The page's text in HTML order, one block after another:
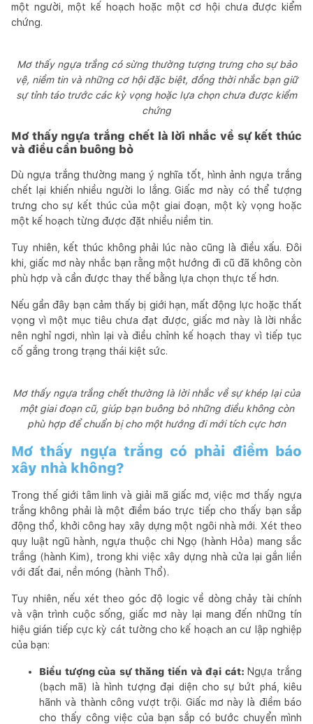
một người, một kế hoạch hoặc một cơ hội chưa được kiểm
chứng.
Mơ thấy ngựa trắng có sừng thường tượng trưng cho sự bảo
vệ, niềm tin và những cơ hội đặc biệt, đồng thời nhắc bạn giữ
sự tỉnh táo trước các kỳ vọng hoặc lựa chọn chưa được kiểm
chứng
Mơ thấy ngựa trắng chết là lời nhắc về sự kết thúc
và điều cần buông bỏ
Dù ngựa trắng thường mang ý nghĩa tốt, hình ảnh ngựa trắng
chết lại khiến nhiều người lo lắng. Giấc mơ này có thể tượng
trưng cho sự kết thúc của một giai đoạn, một kỳ vọng hoặc
một kế hoạch từng được đặt nhiều niềm tin.
Tuy nhiên, kết thúc không phải lúc nào cũng là điều xấu. Đôi
khi, giấc mơ này nhắc bạn rằng một hướng đi cũ đã không còn
phù hợp và cần được thay thế bằng lựa chọn thực tế hơn.
Nếu gần đây bạn cảm thấy bị giới hạn, mất động lực hoặc thất
vọng vì một mục tiêu chưa đạt được, giấc mơ này là lời nhắc
nên nghỉ ngơi, nhìn lại và điều chỉnh kế hoạch thay vì tiếp tục
cố gắng trong trạng thái kiệt sức.
Mơ thấy ngựa trắng chết thường là lời nhắc về sự khép lại của
một giai đoạn cũ, giúp bạn buông bỏ những điều không còn
phù hợp để chuẩn bị cho một hướng đi mới tích cực hơn
Mơ thấy ngựa trắng có phải điềm báo
xây nhà không?
Trong thế giới tâm linh và giải mã giấc mơ, việc mơ thấy ngựa
trắng không phải là một điềm báo trực tiếp cho thấy bạn sắp
động thổ, khởi công hay xây dựng một ngôi nhà mới. Xét theo
quy luật ngũ hành, ngựa thuộc chi Ngọ (hành Hỏa) mang sắc
trắng (hành Kim), trong khi việc xây dựng nhà cửa lại gắn liền
với đất đai, nền móng (hành Thổ).
Tuy nhiên, nếu xét theo góc độ logic về dòng chảy tài chính
và vận trình cuộc sống, giấc mơ này lại mang đến những tín
hiệu gián tiếp cực kỳ cát tường cho kế hoạch an cư lập nghiệp
của bạn:
Biểu tượng của sự thăng tiến và đại cát: Ngựa trắng
(bạch mã) là hình tượng đại diện cho sự bứt phá, kiêu
hãnh và thành công vượt trội. Giấc mơ này là điềm báo
cho thấy công việc của bạn sắp có bước chuyển mình